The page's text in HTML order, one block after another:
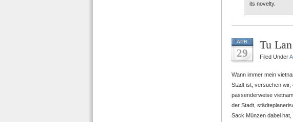
its novelty.
APR
29
Tu Lan
Filed Under
Wann immer mein
Stadt ist, versuchen wir,
passenderweise
der Stadt,
Sack Münzen dabei